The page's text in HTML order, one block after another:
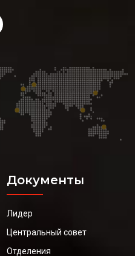
Документы
Лидер
Центральный совет
Отделения